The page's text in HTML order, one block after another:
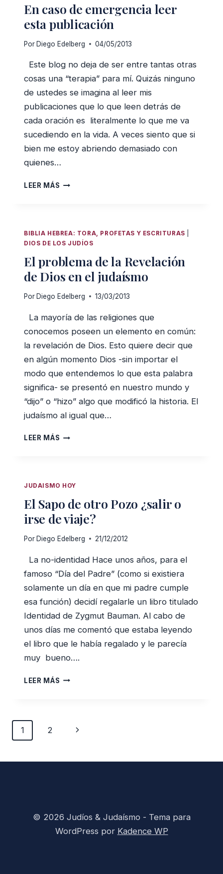
En caso de emergencia leer
esta publicación
PorDiego Edelberg 04/05/2013
Este blog no deja de ser entre tantas otras
cosas una “terapia” para mí. Quizás ninguno
de ustedes se imagina al leer mis
publicaciones que lo que leen detrás de
cada oración es literalmente lo que me va
sucediendo en la vida. A veces siento que si
bien me estoy abriendo demasiado con
quienes…
LEER MÁS EN
ESTA
BIBLIA HEBREA: TORA, PROFETAS Y ESCRITURAS
DIOS DE LOS JUDÍOS
El problema de la Revelación
de Dios en el judaísmo
Por Diego Edelberg 13/03/2013
La mayoría de las religiones que
conocemos poseen un elemento en común:
la revelación de Dios. Esto quiere decir que
en algún momento Dios -sin importar el
modo que entendemos lo que esta palabra
significa- se presentó en nuestro mundo y
“dijo” o “hizo” algo que modificó la historia. El
judaísmo al igual que…
LEER MÁS EL
DE
DIOS
EL
JUDAÍSMO
JUDAISMO HOY
El Sapo de otro Pozo ¿salir o
irse de viaje?
Por Diego Edelberg 21/12/2012
La no-identidad Hace unos años, para el
famoso “Día del Padre” (como si existiera
solamente un día en que mi padre cumple
esa función) decidí regalarle un libro titulado
Identidad de Zygmut Bauman. Al cabo de
unos días me comentó que estaba leyendo
el libro que le había regalado y le parecía
muy bueno….
LEER MÁS EL
¿SALIR
Navegación
de
1 2
Siguiente
© 2026 Judíos & Judaísmo - Tema para
WordPress por Kadence WP